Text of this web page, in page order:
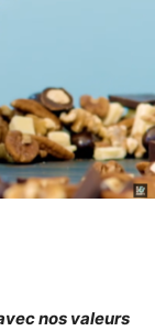
nos valeurs